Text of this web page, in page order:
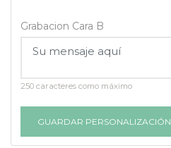
Grabacion Cara B
250 caracteres como máximo
GUARDAR PERSONALIZACIÓN